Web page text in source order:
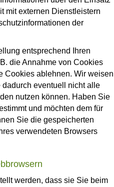
mit externen Dienstleistern
der
entsprechend Ihren
die Annahme von Cookies
Cookies ablehnen. Wir weisen
eventuell nicht alle
nutzen können. Haben Sie
und möchten dem für
Sie die gespeicherten
verwendeten Browsers
werden, dass sie Sie beim